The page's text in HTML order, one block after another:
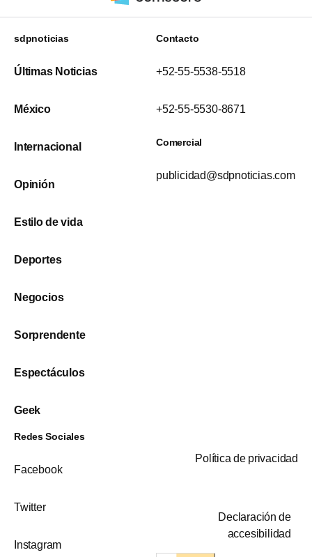
sdpnoticias
Últimas Noticias
México
Internacional
Opinión
Estilo de vida
Deportes
Negocios
Sorprendente
Espectáculos
Geek
Contacto
+52-55-5538-5518
+52-55-5530-8671
Comercial
publicidad@sdpnoticias.com
Redes Sociales
Facebook
Twitter
Instagram
Política de privacidad
Declaración de
accesibilidad